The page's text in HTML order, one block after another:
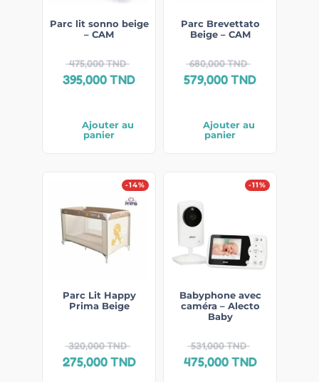
Parc lit sonno beige
– CAM
475,000TND
395,000TND
Ajouter au
panier
Parc Brevettato
Beige – CAM
680,000TND
579,000TND
Ajouter au
panier
-14%
Parc Lit Happy
Prima Beige
320,000TND
275,000TND
-11%
Babyphone avec
caméra – Alecto
Baby
531,000TND
475,000TND